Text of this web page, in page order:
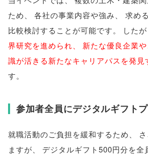
ため
各社の事業内容や強み
求め
比較検討することが可能です。 した
界研究を進められ
新たな優良企業や
識が活きる新たなキャリアパスを発見
す。
参加者全員にデジタルギフト
就職活動のご負担を緩和するため
ますが
デジタルギフト500円分を全